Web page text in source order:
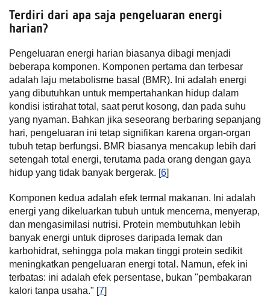
Terdiri dari apa saja pengeluaran energi
harian?
Pengeluaran energi harian biasanya dibagi menjadi
beberapa komponen. Komponen pertama dan terbesar
adalah laju metabolisme basal (BMR). Ini adalah energi
yang dibutuhkan untuk mempertahankan hidup dalam
kondisi istirahat total, saat perut kosong, dan pada suhu
yang nyaman. Bahkan jika seseorang berbaring sepanjang
hari, pengeluaran ini tetap signifikan karena organ-organ
tubuh tetap berfungsi. BMR biasanya mencakup lebih dari
setengah total energi, terutama pada orang dengan gaya
hidup yang tidak banyak bergerak. [6]
Komponen kedua adalah efek termal makanan. Ini adalah
energi yang dikeluarkan tubuh untuk mencerna, menyerap,
dan mengasimilasi nutrisi. Protein membutuhkan lebih
banyak energi untuk diproses daripada lemak dan
karbohidrat, sehingga pola makan tinggi protein sedikit
meningkatkan pengeluaran energi total. Namun, efek ini
terbatas: ini adalah efek persentase, bukan "pembakaran
kalori tanpa usaha." [7]